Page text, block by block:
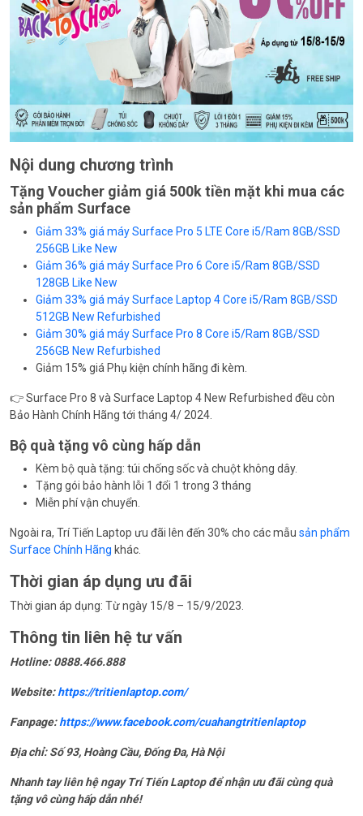
Nội dung chương trình
Tặng Voucher giảm giá 500k tiền mặt khi mua các
sản phẩm Surface
Giảm 33% giá máy Surface Pro 5 LTE Core i5/Ram 8GB/SSD
256GB Like New
Giảm 36% giá máy Surface Pro 6 Core i5/Ram 8GB/SSD
128GB Like New
Giảm 33% giá máy Surface Laptop 4 Core i5/Ram 8GB/SSD
512GB New Refurbished
Giảm 30% giá máy Surface Pro 8 Core i5/Ram 8GB/SSD
256GB New Refurbished
Giảm 15% giá Phụ kiện chính hãng đi kèm.
👉 Surface Pro 8 và Surface Laptop 4 New Refurbished đều còn
Bảo Hành Chính Hãng tới tháng 4/ 2024.
Bộ quà tặng vô cùng hấp dẫn
Kèm bộ quà tặng: túi chống sốc và chuột không dây.
Tặng gói bảo hành lỗi 1 đổi 1 trong 3 tháng
Miễn phí vận chuyển.
Ngoài ra, Trí Tiến Laptop ưu đãi lên đến 30% cho các mẫu sản phẩm
Surface Chính Hãng khác.
Thời gian áp dụng ưu đãi
Thời gian áp dụng: Từ ngày 15/8 – 15/9/2023.
Thông tin liên hệ tư vấn
Hotline: 0888.466.888
Website:https://tritienlaptop.com/
Fanpage:https://www.facebook.com/cuahangtritienlaptop
Địa chỉ: Số 93, Hoàng Cầu, Đống Đa, Hà Nội
Nhanh tay liên hệ ngay Trí Tiến Laptop để nhận ưu đãi cùng quà
tặng vô cùng hấp dẫn nhé!